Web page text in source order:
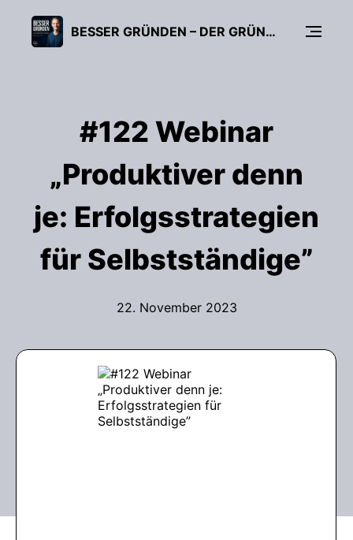
BESSER GRÜNDEN – DER GRÜNDUNGS-PODCAST (FÜR UNTERNEHMER, FREIBERUFLER & START-UPS)
#122 Webinar
„Produktiver denn
je: Erfolgsstrategien
für Selbstständige”
22. November 2023